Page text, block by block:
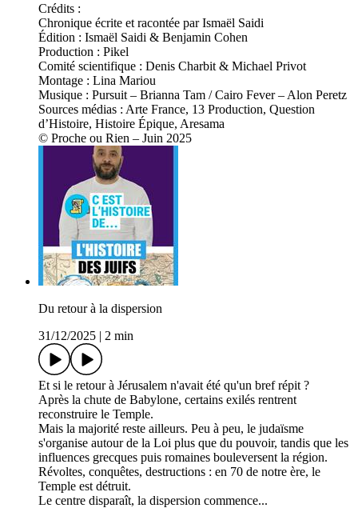
Crédits :
Chronique écrite et racontée par Ismaël Saidi
Édition : Ismaël Saidi & Benjamin Cohen
Production : Pikel
Comité scientifique : Denis Charbit & Michael Privot
Montage : Lina Mariou
Musique : Pursuit – Brianna Tam / Cairo Fever – Alon Peretz
Sources médias : Arte France, 13 Production, Question
d’Histoire, Histoire Épique, Aresama
© Proche ou Rien – Juin 2025
Du retour à la dispersion
31/12/2025 | 2 min
Et si le retour à Jérusalem n'avait été qu'un bref répit ?
Après la chute de Babylone, certains exilés rentrent
reconstruire le Temple.
Mais la majorité reste ailleurs. Peu à peu, le judaïsme
s'organise autour de la Loi plus que du pouvoir, tandis que les
influences grecques puis romaines bouleversent la région.
Révoltes, conquêtes, destructions : en 70 de notre ère, le
Temple est détruit.
Le centre disparaît, la dispersion commence...